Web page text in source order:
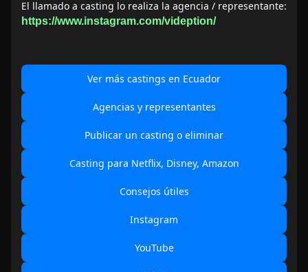
El llamado a casting lo realiza la agencia / representante:
https://www.instagram.com/videption/
Ver más castings en Ecuador
Agencias y representantes
Publicar un casting o eliminar
Casting para Netflix, Disney, Amazon
Consejos útiles
Instagram
YouTube